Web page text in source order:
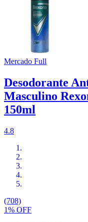
Mercado Full
Desodorante
Masculino
150ml
4.8
(708)
1% OFF